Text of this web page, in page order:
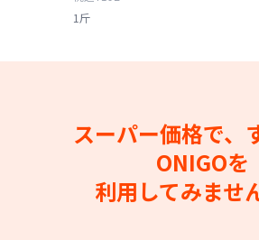
1斤
スーパー価格で、
ONIGOを
利用してみませ